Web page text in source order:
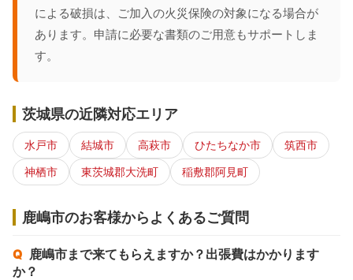
による破損は、ご加入の火災保険の対象になる場合が
あります。申請に必要な書類のご用意もサポートしま
す。
茨城県の近隣対応エリア
水戸市 結城市 高萩市 ひたちなか市
筑西市
神栖市
東茨城郡大洗町 稲敷郡阿見町
鹿嶋市のお客様からよくあるご質問
鹿嶋市まで来てもらえますか？出張費はかかります
か？